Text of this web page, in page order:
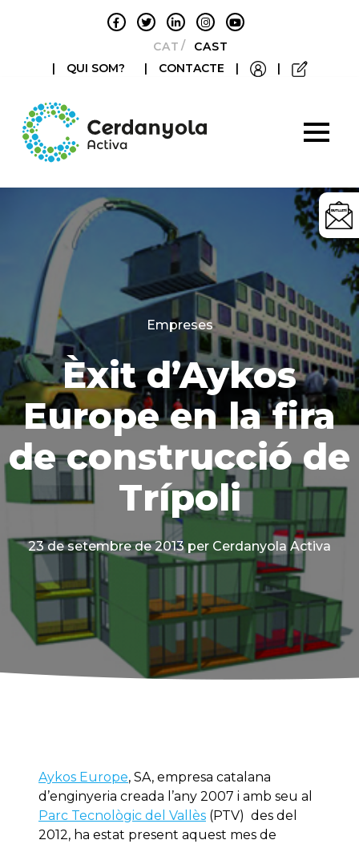
CATALÀCASTELLANO
|
QUI SOM? | CONTACTE | |
Categories
Empreses
Èxit d’Aykos
Europe en la fira
de construcció de
Trípoli
23 de setembre de 2013 per Cerdanyola Activa
Aykos Europe, SA, empresa catalana
d’enginyeria creada l’any 2007 i amb seu al
Parc Tecnològic del Vallès (PTV) des del
2012, ha estat present aquest mes de